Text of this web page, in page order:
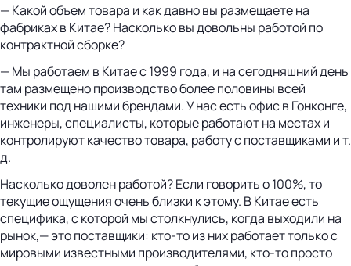
— Какой объем товара и как давно вы размещаете на
фабриках в Китае? Насколько вы довольны работой по
контрактной сборке?
— Мы работаем в Китае с 1999 года, и на сегодняшний день
там размещено производство более половины всей
техники под нашими брендами. У нас есть офис в Гонконге,
инженеры, специалисты, которые работают на местах и
контролируют качество товара, работу с поставщиками и т.
д.
Насколько доволен работой? Если говорить о 100%, то
текущие ощущения очень близки к этому. В Китае есть
специфика, с которой мы столкнулись, когда выходили на
рынок,— это поставщики: кто-то из них работает только с
мировыми известными производителями, кто-то просто